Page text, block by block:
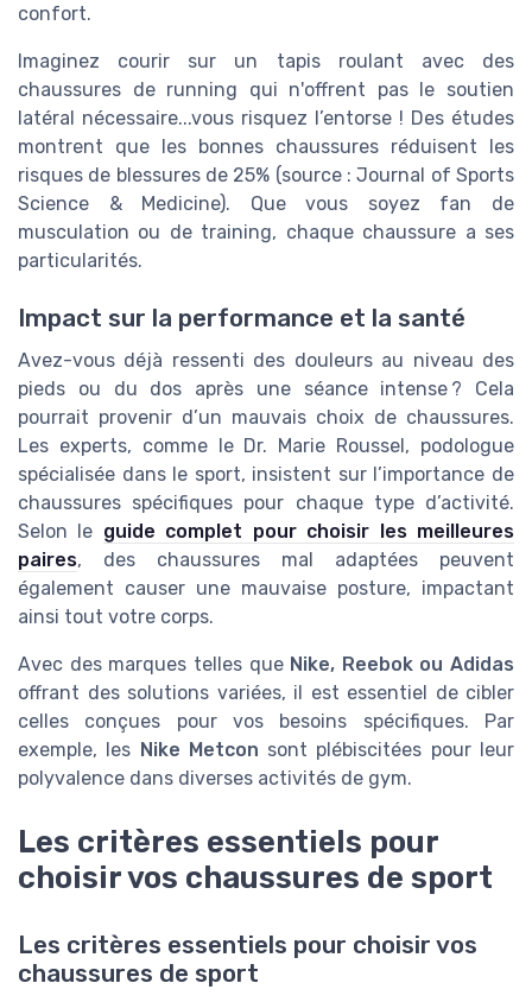
confort.
Imaginez courir sur un tapis roulant avec des
chaussures de running qui n'offrent pas le soutien
latéral nécessaire...vous risquez l’entorse ! Des études
montrent que les bonnes chaussures réduisent les
risques de blessures de 25% (source : Journal of Sports
Science & Medicine). Que vous soyez fan de
musculation ou de training, chaque chaussure a ses
particularités.
Impact sur la performance et la santé
Avez-vous déjà ressenti des douleurs au niveau des
pieds ou du dos après une séance intense ? Cela
pourrait provenir d’un mauvais choix de chaussures.
Les experts, comme le Dr. Marie Roussel, podologue
spécialisée dans le sport, insistent sur l’importance de
chaussures spécifiques pour chaque type d’activité.
Selon le guide complet pour choisir les meilleures
paires, des chaussures mal adaptées peuvent
également causer une mauvaise posture, impactant
ainsi tout votre corps.
Avec des marques telles que Nike, Reebok ou Adidas
offrant des solutions variées, il est essentiel de cibler
celles conçues pour vos besoins spécifiques. Par
exemple, les Nike Metcon sont plébiscitées pour leur
polyvalence dans diverses activités de gym.
Les critères essentiels pour
choisir vos chaussures de sport
Les critères essentiels pour choisir vos
chaussures de sport